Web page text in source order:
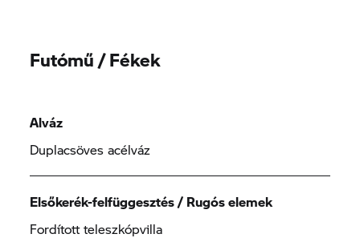
Futómű / Fékek
Alváz
Duplacsöves acélváz
Elsőkerék-felfüggesztés / Rugós elemek
Fordított teleszkópvilla